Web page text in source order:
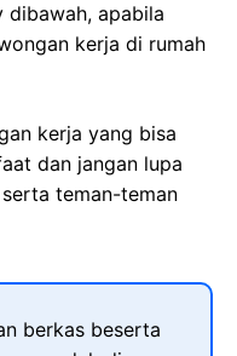
dibawah, apabila
kerja di rumah
kerja yang bisa
dan jangan lupa
teman-teman
berkas beserta